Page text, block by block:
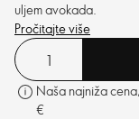
uljem avokada.
Pročitajte više
Naša najniža
€